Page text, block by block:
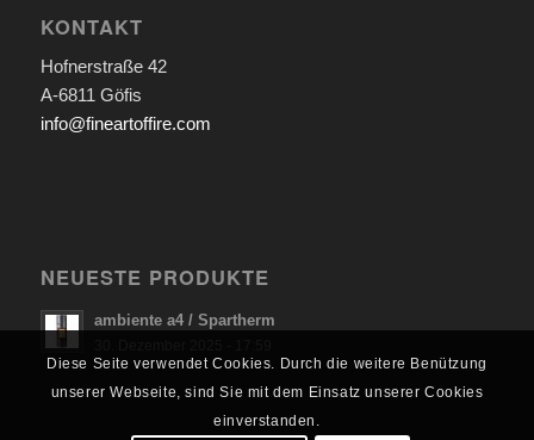
KONTAKT
Hofnerstraße 42
A-6811 Göfis
info@fineartoffire.com
NEUESTE PRODUKTE
ambiente a4 / Spartherm
Diese Seite verwendet Cookies. Durch die weitere Benützung
unserer Webseite, sind Sie mit dem Einsatz unserer Cookies
einverstanden.